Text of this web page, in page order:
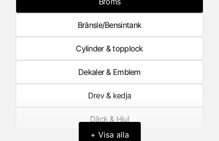
Bränsle/Bensintank
Cylinder & topplock
Dekaler & Emblem
Drev & kedja
Däck & Hjul
+ Visa alla